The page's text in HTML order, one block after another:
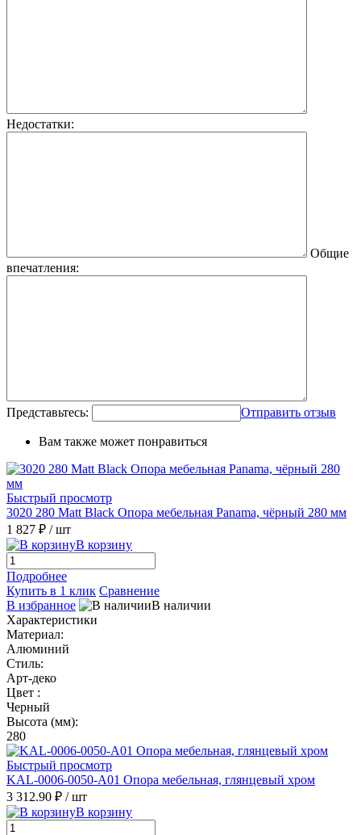
Недостатки:
Общие
впечатления:
Представьтесь: Отправить отзыв
Вам также может понравиться
Быстрый просмотр
3020 280 Matt Black Опора мебельная Panama, чёрный 280 мм
1 827 ₽ / шт
В корзину
Подробнее
Купить в 1 клик Сравнение
В избранное
В наличии
Характеристики
Материал:
Алюминий
Стиль:
Арт-деко
Цвет :
Черный
Высота (мм):
280
Быстрый просмотр
KAL-0006-0050-A01 Опора мебельная, глянцевый хром
3 312.90 ₽ / шт
В корзину